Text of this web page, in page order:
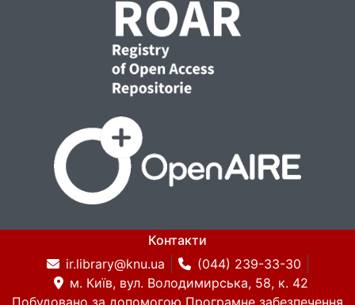
Контакти
ir.library@knu.ua
(044) 239-33-30
м. Київ, вул. Володимирська, 58, к. 42
Побудовано за допомогою Програмне забезпечення